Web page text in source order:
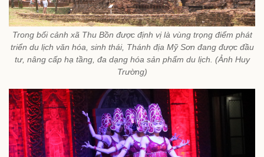
Trong bối cảnh xã Thu Bồn được định vị là vùng trọng điểm phát
triển du lịch văn hóa, sinh thái, Thánh địa Mỹ Sơn đang được đầu
tư, nâng cấp hạ tầng, đa dạng hóa sản phẩm du lịch. (Ảnh Huy
Trường)